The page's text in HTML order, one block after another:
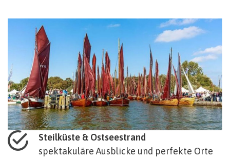
Steilküste & Ostseestrand
spektakuläre Ausblicke und perfekte Orte